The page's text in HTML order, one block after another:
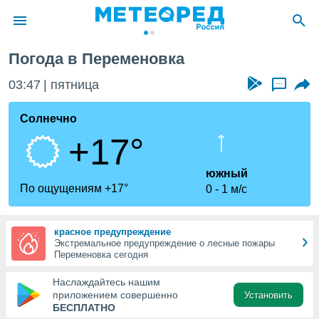
о
Вы можете
к этому
доступ
Погода в Переменовка
03:47 пятница ...
Солнечно
+17°
По ощущениям +17°
южный
0
1 м/с
красное предупреждение
Экстремальное предупреждение о лесные пожары
Переменовка сегодня
Наслаждайтесь нашим
приложением совершенно
БЕСПЛАТНО
Установить